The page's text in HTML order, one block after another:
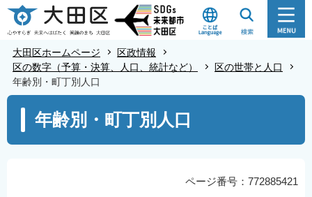
こ
の
の
頭
大田区ホームページ
区政情報
区の数字（予算・決算、人口、統計など）
区の世帯と人口
年齢別・町丁別人口
こ
年齢別・町丁別人口
ページ番号：772885421